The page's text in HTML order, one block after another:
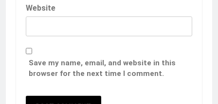
Website
Save my name, email, and website in this
browser for the next time I comment.